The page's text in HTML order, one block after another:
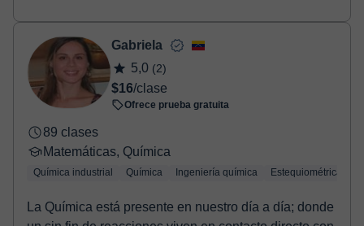
Gabriela
5,0 (2)
$16/clase
Ofrece prueba gratuita
89 clases
Matemáticas, Química
Química industrial Química Ingeniería química Estequiométrica
La Química está presente en nuestro día a día; donde